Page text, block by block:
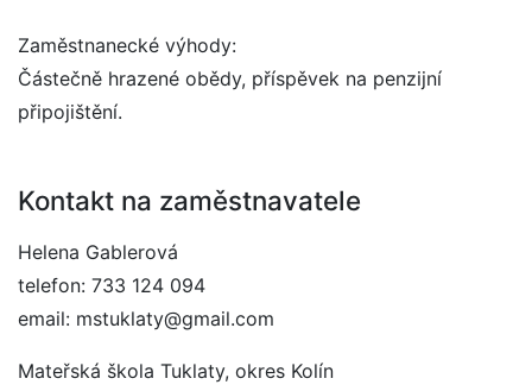
Zaměstnanecké výhody:
Částečně hrazené obědy, příspěvek na penzijní
připojištění.
Kontakt na zaměstnavatele
Helena Gablerová
telefon: 733 124 094
email: mstuklaty@gmail.com
Mateřská škola Tuklaty, okres Kolín